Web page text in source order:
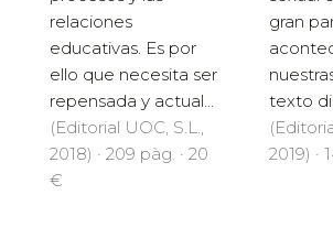
relaciones
educativas. Es por
ello que necesita ser
repensada y actual...
(Editorial UOC, S.L.,
2018) · 209 pàg. · 20
€
gran
texto
2019) ·